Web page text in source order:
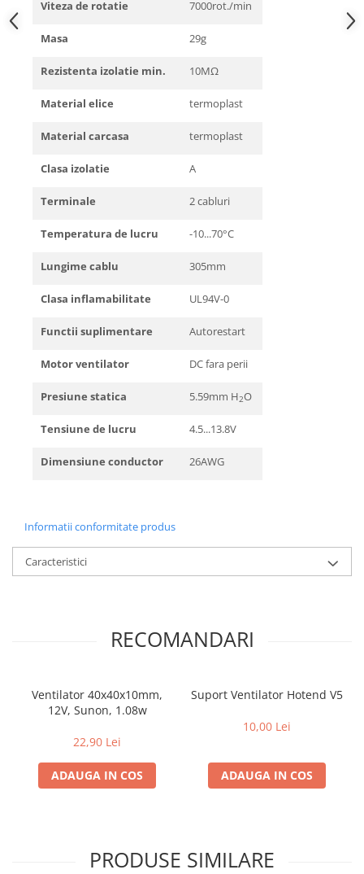
Viteza de rotatie 7000rot./min
Masa 29g
Rezistenta izolatie min. 10MΩ
Material elice termoplast
Material carcasa termoplast
Clasa izolatie A
Terminale 2 cabluri
Temperatura de lucru -10...70°C
Lungime cablu 305mm
Clasa inflamabilitate UL94V-0
Functii suplimentare Autorestart
Motor ventilator DC fara perii
Presiune statica 5.59mm H2O
Tensiune de lucru 4.5...13.8V
Dimensiune conductor 26AWG
Informatii conformitate produs
Caracteristici
RECOMANDARI
Ventilator 40x40x10mm,
12V, Sunon, 1.08w
22,90 Lei
ADAUGA IN COS
Suport Ventilator Hotend V5
10,00 Lei
ADAUGA IN COS
PRODUSE SIMILARE